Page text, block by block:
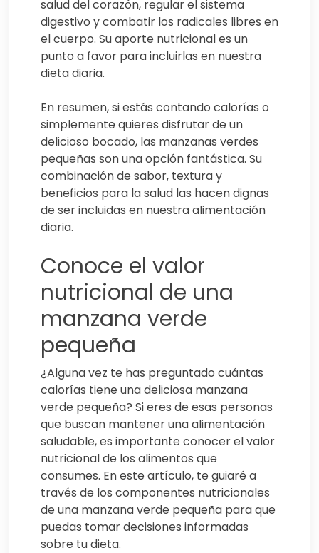
salud del corazón, regular el sistema
digestivo y combatir los radicales libres en
el cuerpo. Su aporte nutricional es un
punto a favor para incluirlas en nuestra
dieta diaria.
En resumen, si estás contando calorías o
simplemente quieres disfrutar de un
delicioso bocado, las manzanas verdes
pequeñas son una opción fantástica. Su
combinación de sabor, textura y
beneficios para la salud las hacen dignas
de ser incluidas en nuestra alimentación
diaria.
Conoce el valor
nutricional de una
manzana verde
pequeña
¿Alguna vez te has preguntado cuántas
calorías tiene una deliciosa manzana
verde pequeña? Si eres de esas personas
que buscan mantener una alimentación
saludable, es importante conocer el valor
nutricional de los alimentos que
consumes. En este artículo, te guiaré a
través de los componentes nutricionales
de una manzana verde pequeña para que
puedas tomar decisiones informadas
sobre tu dieta.